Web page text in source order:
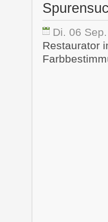
Di. 06
Restaurator